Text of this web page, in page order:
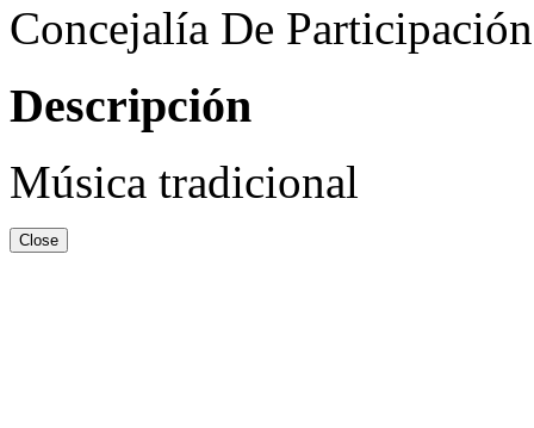
Concejalía De
Descripción
Música tradicional
Close